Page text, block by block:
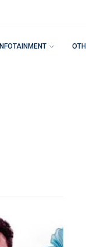
INFOTAINMENT